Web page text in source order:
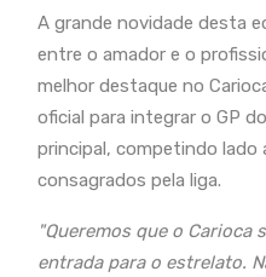
A grande novidade desta
entre o amador e o
melhor destaque no
oficial para integrar o GP do
principal, competindo lado
consagrados pela liga.
"Queremos que o Carioca
entrada para o estrelato.